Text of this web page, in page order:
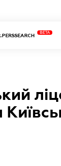
BETA